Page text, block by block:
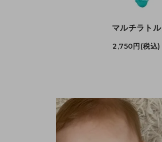
マルチラトル
2,750円(税込)